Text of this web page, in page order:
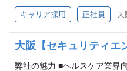
ト・運用課題のマネジメント
須】 ■顧客・ベンダとの折衝
立グループ企業の一員として
ーションサービスを提供して
キャリア採用 正社員 大
大阪【セキュリティエ
弊社の魅力 ■ヘルスケア業界